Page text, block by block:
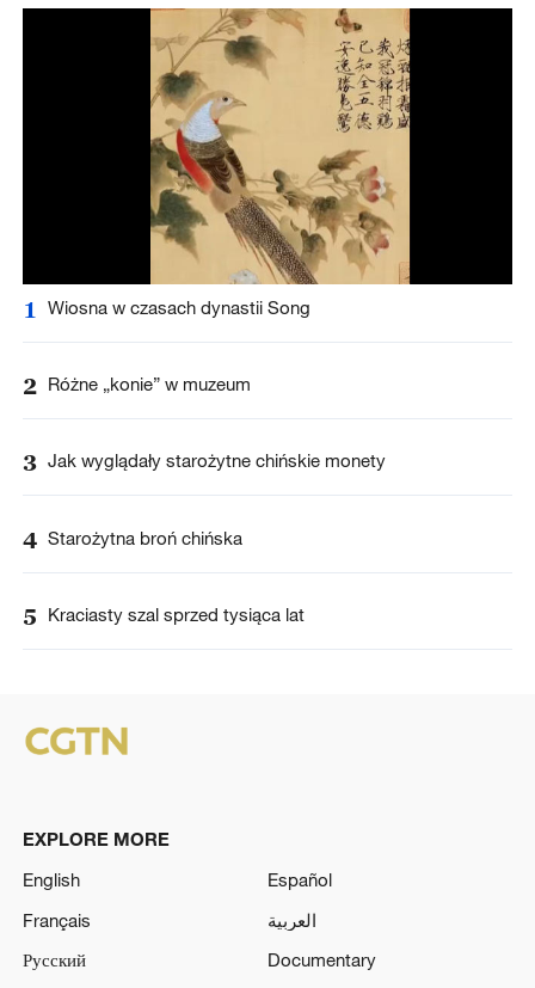
1 Wiosna w czasach dynastii Song
2 Różne „konie” w muzeum
3 Jak wyglądały starożytne chińskie monety
4 Starożytna broń chińska
5 Kraciasty szal sprzed tysiąca lat
EXPLORE MORE
English
Español
Français
العربية
Русский
Documentary